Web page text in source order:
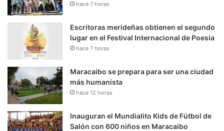
hace 7 horas
Escritoras merideñas obtienen el segundo
lugar en el Festival Internacional de Poesía
hace 7 horas
Maracaibo se prepara para ser una ciudad
más humanista
hace 12 horas
Inauguran el Mundialito Kids de Fútbol de
Salón con 600 niños en Maracaibo